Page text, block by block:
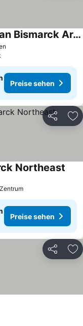
Baymont by Wyndham Mandan Bismarck Area
Preise sehen
Teilen
Northeast
Preise sehen
Teilen